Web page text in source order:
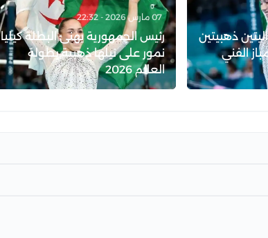
ذهبيتين
الفني
07 مارس 2026 - 22:32
رئيس الجمهورية يهنئ البطلة كيليا
نمور على نيلها ذهبية بطولة
العالم 2026